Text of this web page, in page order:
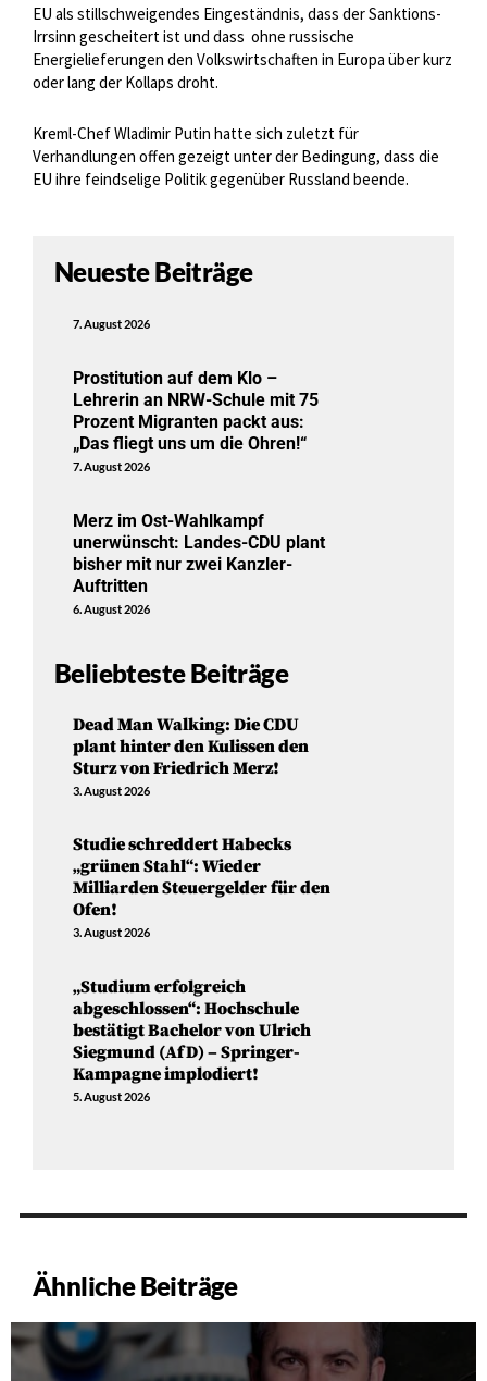
EU als stillschweigendes Eingeständnis, dass der Sanktions-
Irrsinn gescheitert ist und dass ohne russische
Energielieferungen den Volkswirtschaften in Europa über kurz
oder lang der Kollaps droht.
Kreml-Chef Wladimir Putin hatte sich zuletzt für
Verhandlungen offen gezeigt unter der Bedingung, dass die
EU ihre feindselige Politik gegenüber Russland beende.
Neueste Beiträge
7. August 2026
Prostitution auf dem Klo –
Lehrerin an NRW-Schule mit 75
Prozent Migranten packt aus:
„Das fliegt uns um die Ohren!“
7. August 2026
Merz im Ost-Wahlkampf
unerwünscht: Landes-CDU plant
bisher mit nur zwei Kanzler-
Auftritten
6. August 2026
Beliebteste Beiträge
Dead Man Walking: Die CDU
plant hinter den Kulissen den
Sturz von Friedrich Merz!
3. August 2026
Studie schreddert Habecks
„grünen Stahl“: Wieder
Milliarden Steuergelder für den
Ofen!
3. August 2026
„Studium erfolgreich
abgeschlossen“: Hochschule
bestätigt Bachelor von Ulrich
Siegmund (AfD) – Springer-
Kampagne implodiert!
5. August 2026
Ähnliche Beiträge